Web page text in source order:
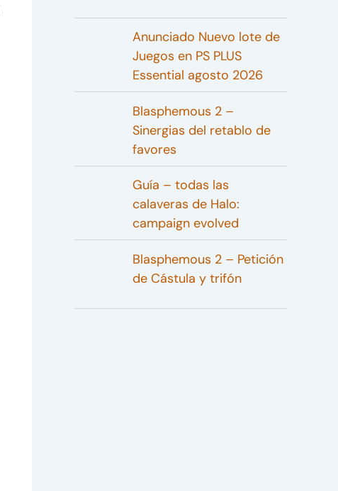
Anunciado Nuevo lote de
Juegos en PS PLUS
Essential agosto 2026
Blasphemous 2 –
Sinergias del retablo de
favores
Guía – todas las
calaveras de Halo:
campaign evolved
Blasphemous 2 – Petición
de Cástula y trifón